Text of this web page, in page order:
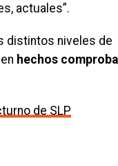
actuales”.
distintos niveles de
hechos
de SLP